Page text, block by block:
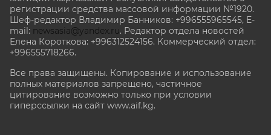
регистрации средства массовой информации №1920.
Шеф-редактор Владимир Банников: +996555965545, E-
mail: newsasia@yandex.ru. Редактор отдела новостей
Елена Короткова: +996312524156. Коммерческий отдел:
+996555718266.
Все права защищены. Копирование и использование
полных материалов запрещено, частичное
цитирование возможно только при условии
гиперссылки на сайт www.aif.kg.